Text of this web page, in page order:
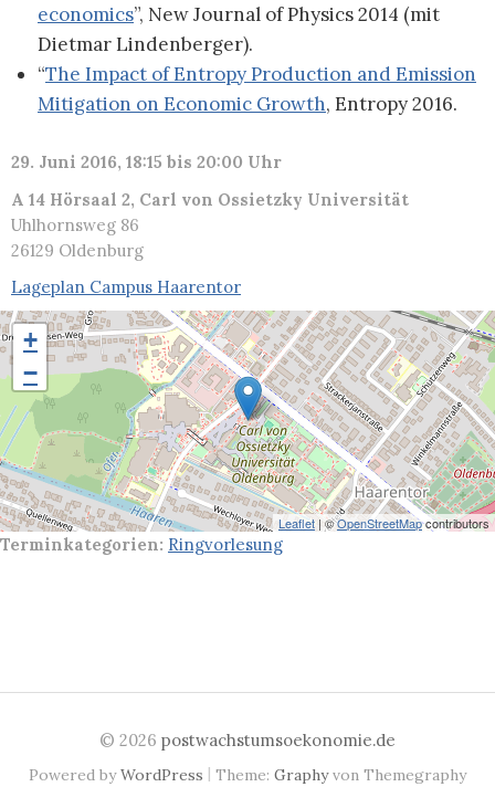
economics”, New Journal of Physics 2014 (mit
Dietmar Lindenberger).
“The Impact of Entropy Production and Emission
Mitigation on Economic Growth, Entropy 2016.
29. Juni 2016, 18:15 bis 20:00 Uhr
A 14 Hörsaal 2, Carl von Ossietzky Universität
Uhlhornsweg 86
26129 Oldenburg
Lageplan Campus Haarentor
+
−
Leaflet | ©OpenStreetMapcontributors
Terminkategorien: Ringvorlesung
© 2026 postwachstumsoekonomie.de
Powered byWordPress | Theme: Graphyvon Themegraphy